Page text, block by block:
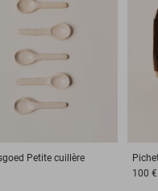
Petite cuillère
100 €